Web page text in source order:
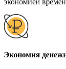
экономией
Экономия